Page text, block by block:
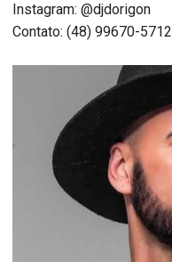
Instagram: @djdorigon
Contato: (48) 99670-5712